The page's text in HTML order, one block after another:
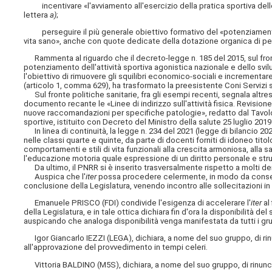
incentivare «l'avviamento all'esercizio della pratica sportiva
letteraa);
perseguire il più generale obiettivo formativo del
vita sano», anche con quote dedicate della dotazione organica di
Rammenta al riguardo che il decreto-legge n. 185 del 2015, sul
potenziamento dell'attività sportiva agonistica nazionale e dello
l'obiettivo di rimuovere gli squilibri economico-sociali e
(articolo 1, comma 629), ha trasformato la preesistente Coni
Sul fronte politiche sanitarie, fra gli esempi recenti, segnala
documento recante le «Linee di indirizzo sull'attività fisica.
nuove raccomandazioni per specifiche patologie», redatto dal
sportive, istituito con Decreto del Ministro della salute 25 luglio
In linea di continuità, la legge n. 234 del 2021 (legge di bilancio
nelle classi quarte e quinte, da parte di docenti forniti di idoneo
comportamenti e stili di vita funzionali alla crescita armoniosa, alla
l'educazione motoria quale espressione di un diritto personale e
Da ultimo, il PNRR si è inserito trasversalmente rispetto a molti
Auspica che l'iterpossa procedere celermente, in modo da
conclusione della Legislatura, venendo incontro alle sollecitazioni
Emanuele PRISCO (FDI) condivide l'esigenza di accelerare l'iteral
della Legislatura, e in tale ottica dichiara fin d'ora la disponibilità
auspicando che analoga disponibilità venga manifestata da tutti i
Igor Giancarlo IEZZI (LEGA), dichiara, a nome del suo gruppo, di
all'approvazione del provvedimento in tempi celeri.
Vittoria BALDINO (M5S), dichiara, a nome del suo gruppo, di